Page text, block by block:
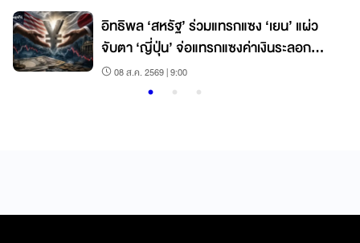
อิทธิพล ‘สหรัฐ’ ร่วมแทรกแซง ‘เยน’ แผ่ว
จับตา ‘ญี่ปุ่น’ จ่อแทรกแซงค่าเงินระลอก
ใหม่08 ส.ค. 2569 | 9:00